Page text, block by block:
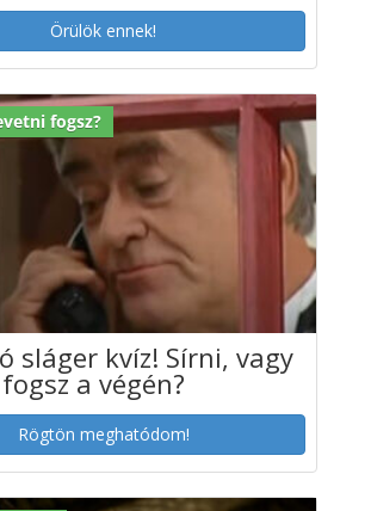
Örülök ennek!
fogsz?
sláger kvíz! Sírni, vagy
a végén?
Rögtön meghatódom!